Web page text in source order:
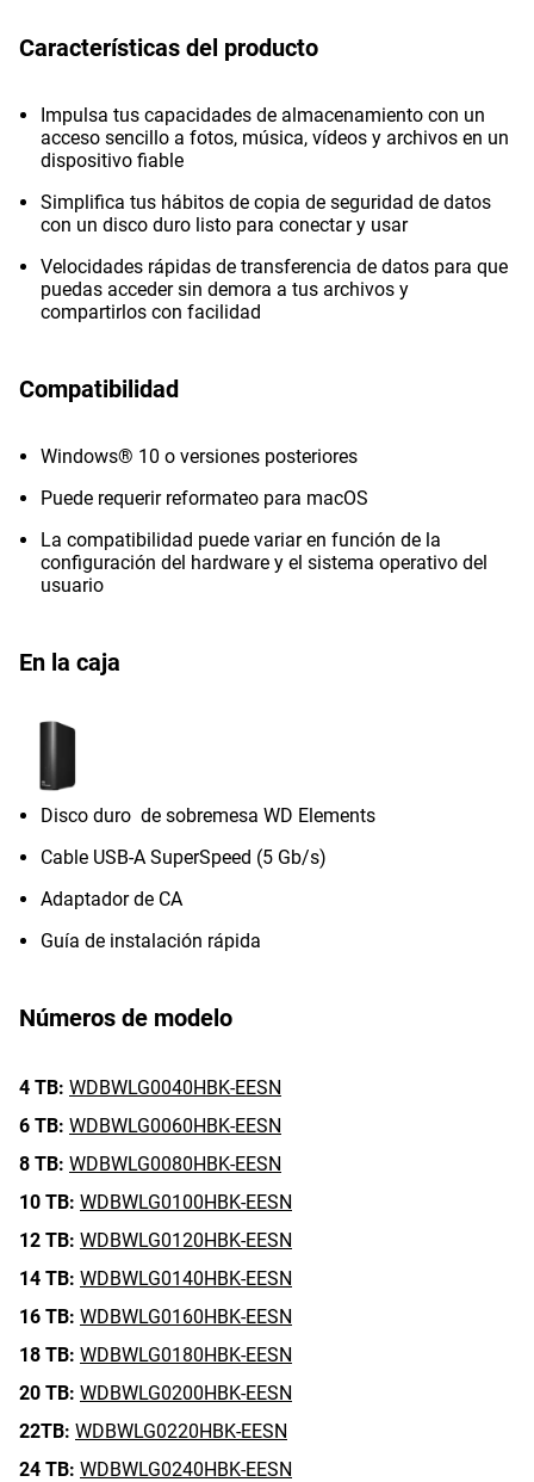
Características del producto
Impulsa tus capacidades de almacenamiento con un
acceso sencillo a fotos, música, vídeos y archivos en un
dispositivo fiable
Simplifica tus hábitos de copia de seguridad de datos
con un disco duro listo para conectar y usar
Velocidades rápidas de transferencia de datos para que
puedas acceder sin demora a tus archivos y
compartirlos con facilidad
Compatibilidad
Windows® 10 o versiones posteriores
Puede requerir reformateo para macOS
La compatibilidad puede variar en función de la
configuración del hardware y el sistema operativo del
usuario
En la caja
Disco duro de sobremesa WD Elements
Cable USB-A SuperSpeed (5 Gb/s)
Adaptador de CA
Guía de instalación rápida
Números de modelo
4 TB: WDBWLG0040HBK-EESN
6 TB: WDBWLG0060HBK-EESN
8 TB: WDBWLG0080HBK-EESN
10 TB: WDBWLG0100HBK-EESN
12 TB: WDBWLG0120HBK-EESN
14 TB: WDBWLG0140HBK-EESN
16 TB: WDBWLG0160HBK-EESN
18 TB: WDBWLG0180HBK-EESN
20 TB: WDBWLG0200HBK-EESN
22TB: WDBWLG0220HBK-EESN
24 TB: WDBWLG0240HBK-EESN